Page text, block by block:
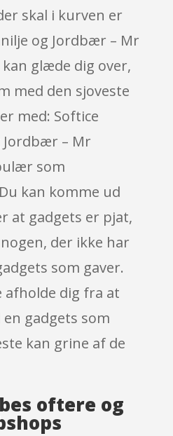
skal i kurven er
og Jordbær – Mr
glæde dig over,
med den sjoveste
med: Softice
Jordbær – Mr
som
kan komme ud
at gadgets er pjat,
der ikke har
som gaver.
afholde dig fra at
gadgets som
kan grine af de
oftere og